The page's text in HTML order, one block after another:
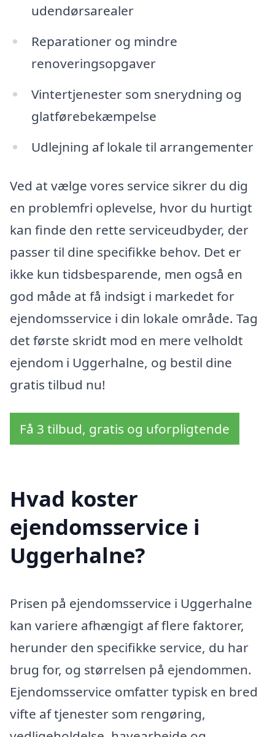
udendørsarealer
Reparationer og mindre
renoveringsopgaver
Vintertjenester som snerydning og
glatførebekæmpelse
Udlejning af lokale til arrangementer
Ved at vælge vores service sikrer du dig
en problemfri oplevelse, hvor du hurtigt
kan finde den rette serviceudbyder, der
passer til dine specifikke behov. Det er
ikke kun tidsbesparende, men også en
god måde at få indsigt i markedet for
ejendomsservice i din lokale område. Tag
det første skridt mod en mere velholdt
ejendom i Uggerhalne, og bestil dine
gratis tilbud nu!
Få 3 tilbud, gratis og uforpligtende
Hvad koster
ejendomsservice i
Uggerhalne?
Prisen på ejendomsservice i Uggerhalne
kan variere afhængigt af flere faktorer,
herunder den specifikke service, du har
brug for, og størrelsen på ejendommen.
Ejendomsservice omfatter typisk en bred
vifte af tjenester som rengøring,